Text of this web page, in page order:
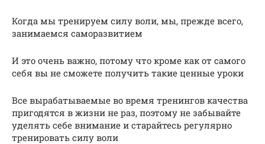
Когда мы тренируем силу воли, мы, прежде всего,
занимаемся саморазвитием
И это очень важно, потому что кроме как от самого
себя вы не сможете получить такие ценные уроки
Все вырабатываемые во время тренингов качества
пригодятся в жизни не раз, поэтому не забывайте
уделять себе внимание и старайтесь регулярно
тренировать силу воли